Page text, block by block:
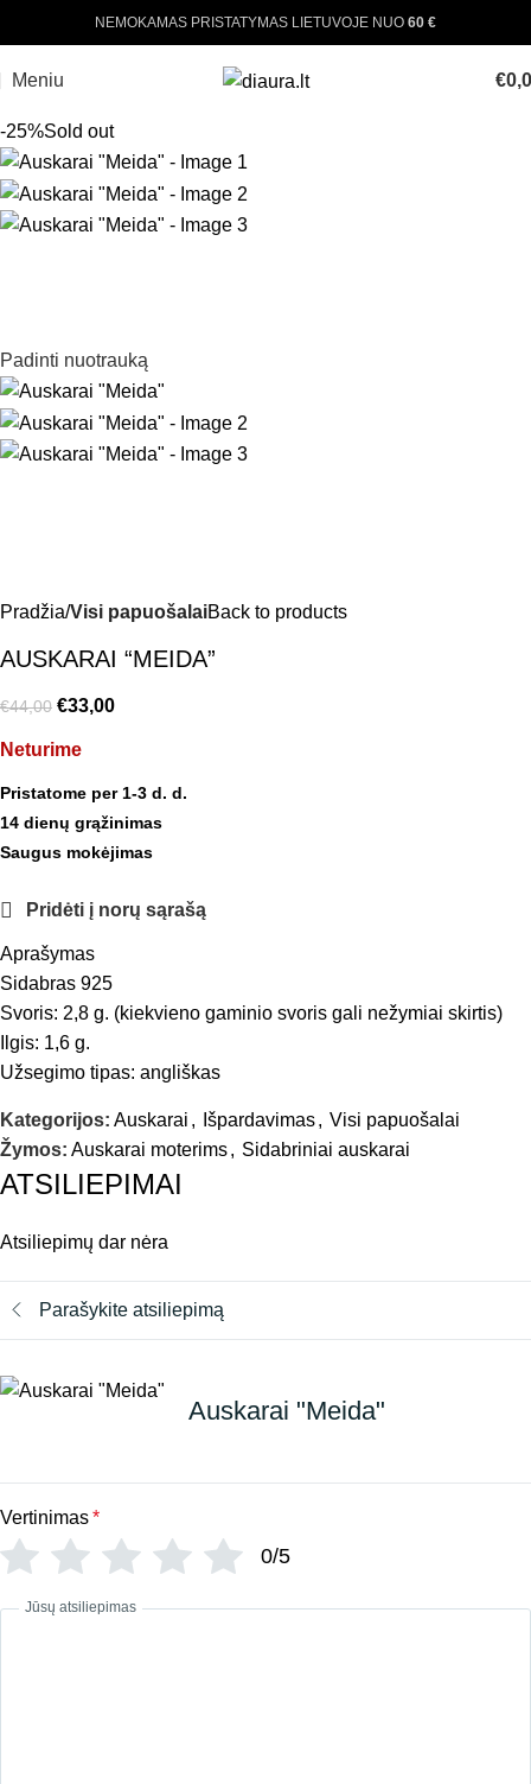
NEMOKAMAS PRISTATYMAS LIETUVOJE NUO 60 €
Meniu €
-25%Sold out
Padinti nuotrauką
Pradžia Visi papuošalaiBack to products
AUSKARAI “MEIDA”
€44,00 €33,00
Neturime
Pristatome per 1-3 d. d.
14 dienų grąžinimas
Saugus mokėjimas
Pridėti į norų sąrašą
Aprašymas
Sidabras 925
Svoris: 2,8 g. (kiekvieno gaminio svoris gali nežymiai skirtis)
Ilgis: 1,6 g.
Užsegimo tipas: angliškas
Kategorijos: Auskarai , Išpardavimas, Visi papuošalai
Žymos: Auskarai moterims, Sidabriniai auskarai
ATSILIEPIMAI
Atsiliepimų dar nėra
Parašykite atsiliepimą
Auskarai "Meida"
Vertinimas*
0/5
Jūsų atsiliepimas